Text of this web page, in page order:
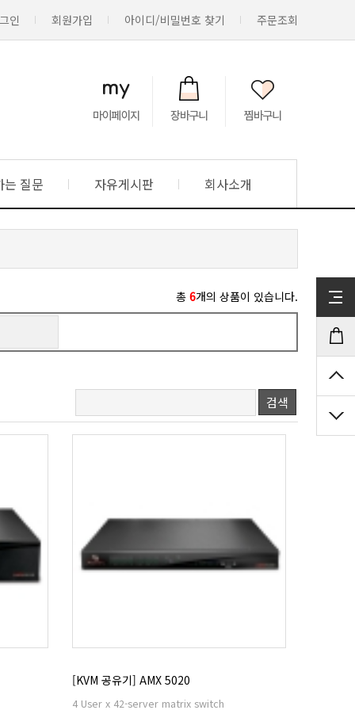
인 회원가입 아이디/비밀번호 찾기 주문조회
는 질문 자유게시판 회사소개
총 6개의 상품이 있습니다.
검색
[KVM 공유기] AMX 5020
4 User x 42-server matrix switch